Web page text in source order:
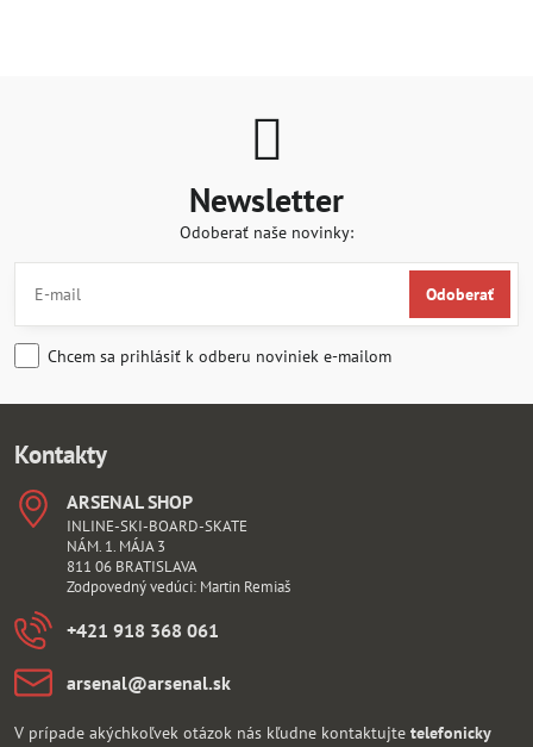
Newsletter
Odoberať naše novinky:
Odoberať
Chcem sa prihlásiť k odberu noviniek e-mailom
Kontakty
ARSENAL SHOP
INLINE-SKI-BOARD-SKATE
NÁM. 1. MÁJA 3
811 06 BRATISLAVA
Zodpovedný vedúci: Martin Remiaš
+421 918 368 061
arsenal​@arsenal​.sk
V prípade akýchkoľvek otázok nás kľudne kontaktujte telefonicky